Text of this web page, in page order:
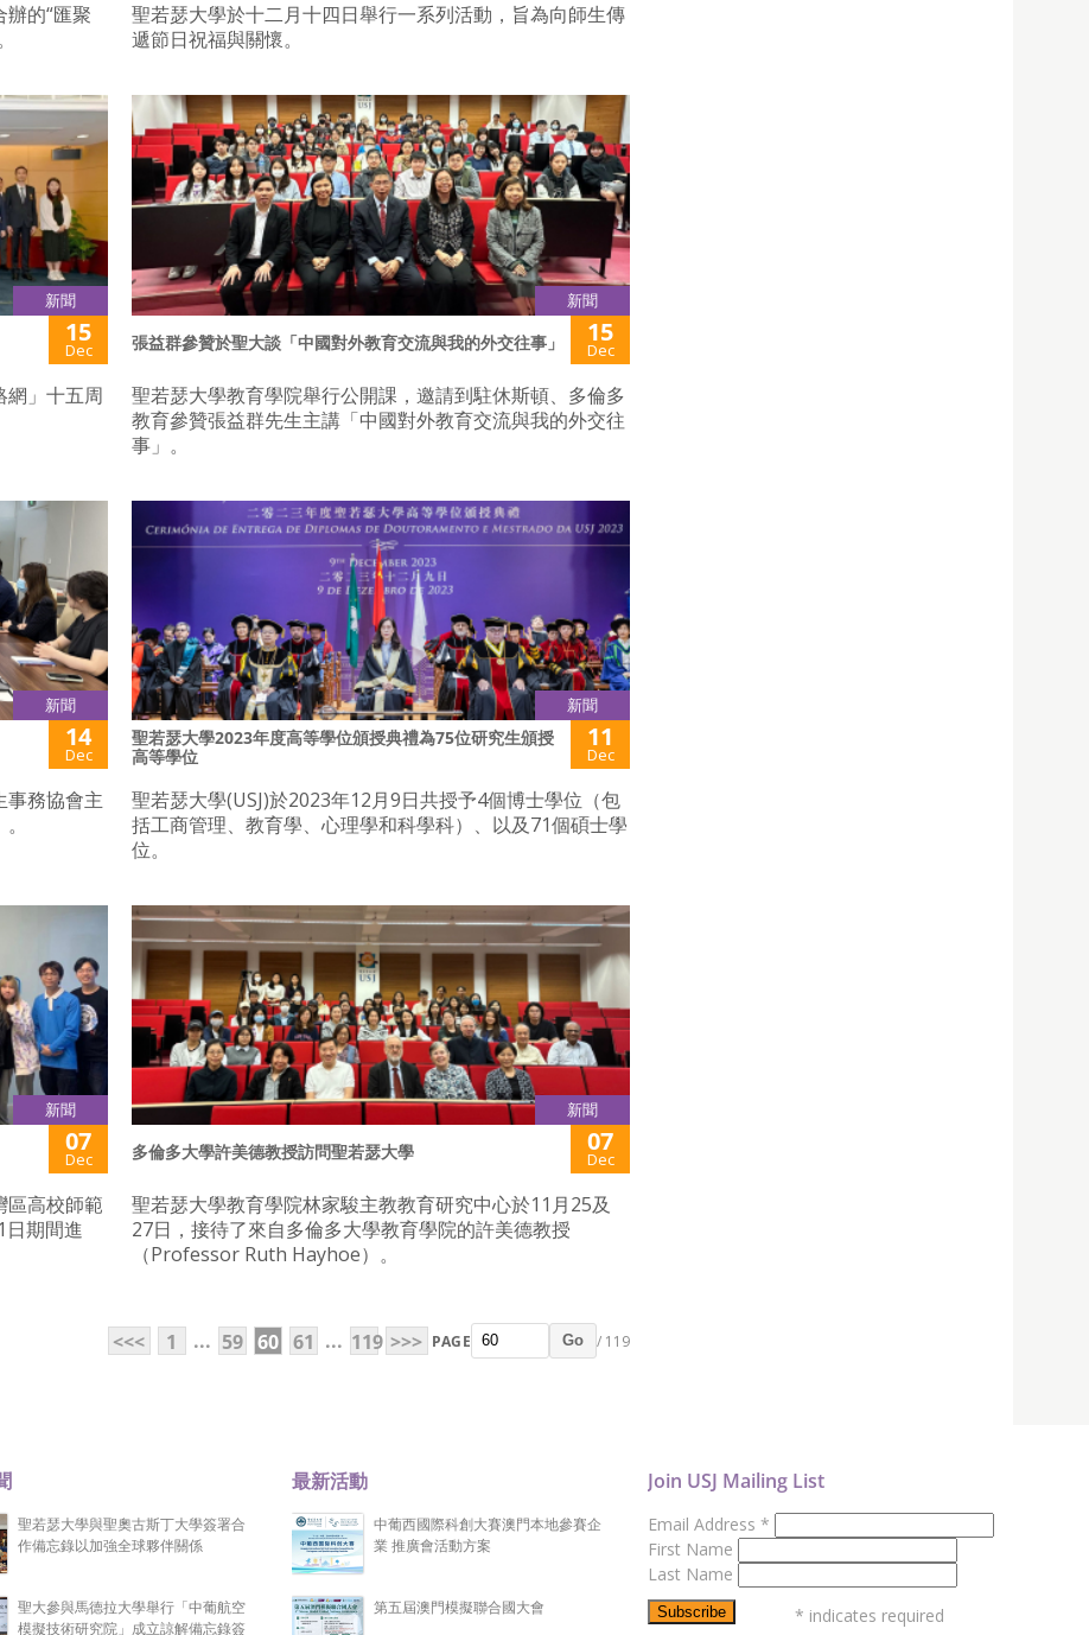
的“匯聚
聖若瑟大學於十二月十四日舉行一系列活動，旨為向師生傳
遞節日祝福與關懷。
新聞
15
Dec
網」十五周
新聞
張益群參贊於聖大談「中國對外教育交流與我的外交往事」 15
Dec
聖若瑟大學教育學院舉行公開課，邀請到駐休斯頓、多倫多
教育參贊張益群先生主講「中國對外教育交流與我的外交往
事」。
新聞
14
Dec
事務協會主
新聞
聖若瑟大學2023年度高等學位頒授典禮為75位研究生頒授
高等學位
11
Dec
聖若瑟大學(USJ)於2023年12月9日共授予4個博士學位（包
括工商管理、教育學、心理學和科學科）、以及71個碩士學
位。
新聞
07
Dec
區高校師範
日期間進
新聞
多倫多大學許美德教授訪問聖若瑟大學 07
Dec
聖若瑟大學教育學院林家駿主教教育研究中心於11月25及
27日，接待了來自多倫多大學教育學院的許美德教授
（Professor Ruth Hayhoe）。
<<< 1 ... 59 60 61 ... 119 >>> PAGE Go / 119
聖若瑟大學與聖奧古斯丁大學簽署合
作備忘錄以加強全球夥伴關係
聖大參與馬德拉大學舉行「中葡航空
模擬技術研究院」成立諒解備忘錄簽
最新活動
中葡西國際科創大賽澳門本地參賽企
業 推廣會活動方案
第五屆澳門模擬聯合國大會
Join USJ Mailing List
Email Address *
First Name
Last Name
* indicates required